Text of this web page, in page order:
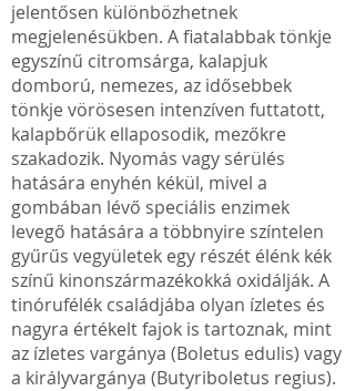
jelentősen különbözhetnek
megjelenésükben. A fiatalabbak tönkje
egyszínű citromsárga, kalapjuk
domború, nemezes, az idősebbek
tönkje vörösesen intenzíven futtatott,
kalapbőrük ellaposodik, mezőkre
szakadozik. Nyomás vagy sérülés
hatására enyhén kékül, mivel a
gombában lévő speciális enzimek
levegő hatására a többnyire színtelen
gyűrűs vegyületek egy részét élénk kék
színű kinonszármazékokká oxidálják. A
tinórufélék családjába olyan ízletes és
nagyra értékelt fajok is tartoznak, mint
az ízletes vargánya (Boletus edulis) vagy
a királyvargánya (Butyriboletus regius).